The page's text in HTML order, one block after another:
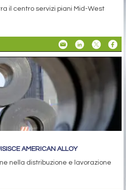
il centro servizi piani Mid-West
AMERICAN ALLOY
nella distribuzione e lavorazione